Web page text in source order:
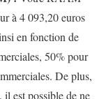
à 4 093,20 euros
en fonction de
50% pour
De plus,
est possible de ne